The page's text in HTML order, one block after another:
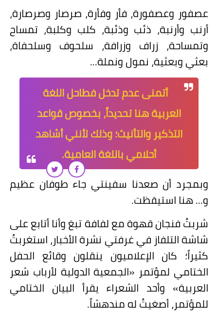
عصفور وعصفورة، فأر وفأرة، صرصار وصرصارة،
أرنب وأرنبة، ذئب وذئبة، كلب وكلبة، تمساح
وتمساحة، زراف وزرافة، سلحوف وسلحفاة،
بعثي وبعثية، نمول ونملة...
أتمنى عدم تدخل فطاحل اللغة
العربية هنا تحديداً، بخصوص قواعد
التذكير والتأنيث؛ وذلك لأنني أشاهد
أحلامي باللغة العامية.
وبمجرد أن صعدنا سفينتي جاء طوفان عظيم
و... هنا استيقظت.
شربتُ فنجان قهوة مع لفافة تبغ وأنا أتابع على
شاشة التلفاز في غرفتي نشرة الأخبار، استغربتُ
كثيراً؛ كان الإعلاميون ينقلون وقائع الحفل
الختامي لمؤتمر «الجمعية الدولية لأرباب شعر
العربية» وأحد الشعراء يقرأ البيان الختامي
للمؤتمر، أصغيتُ له مندهشاً.